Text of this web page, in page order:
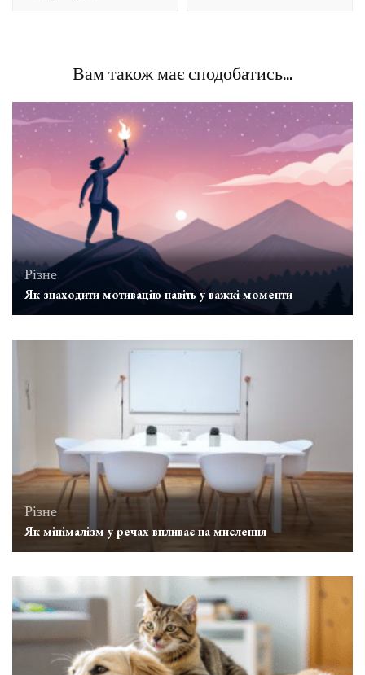
Вам також має сподобатись...
Різне
Як знаходити мотивацію навіть у важкі моменти
Різне
Як мінімалізм у речах впливає на мислення